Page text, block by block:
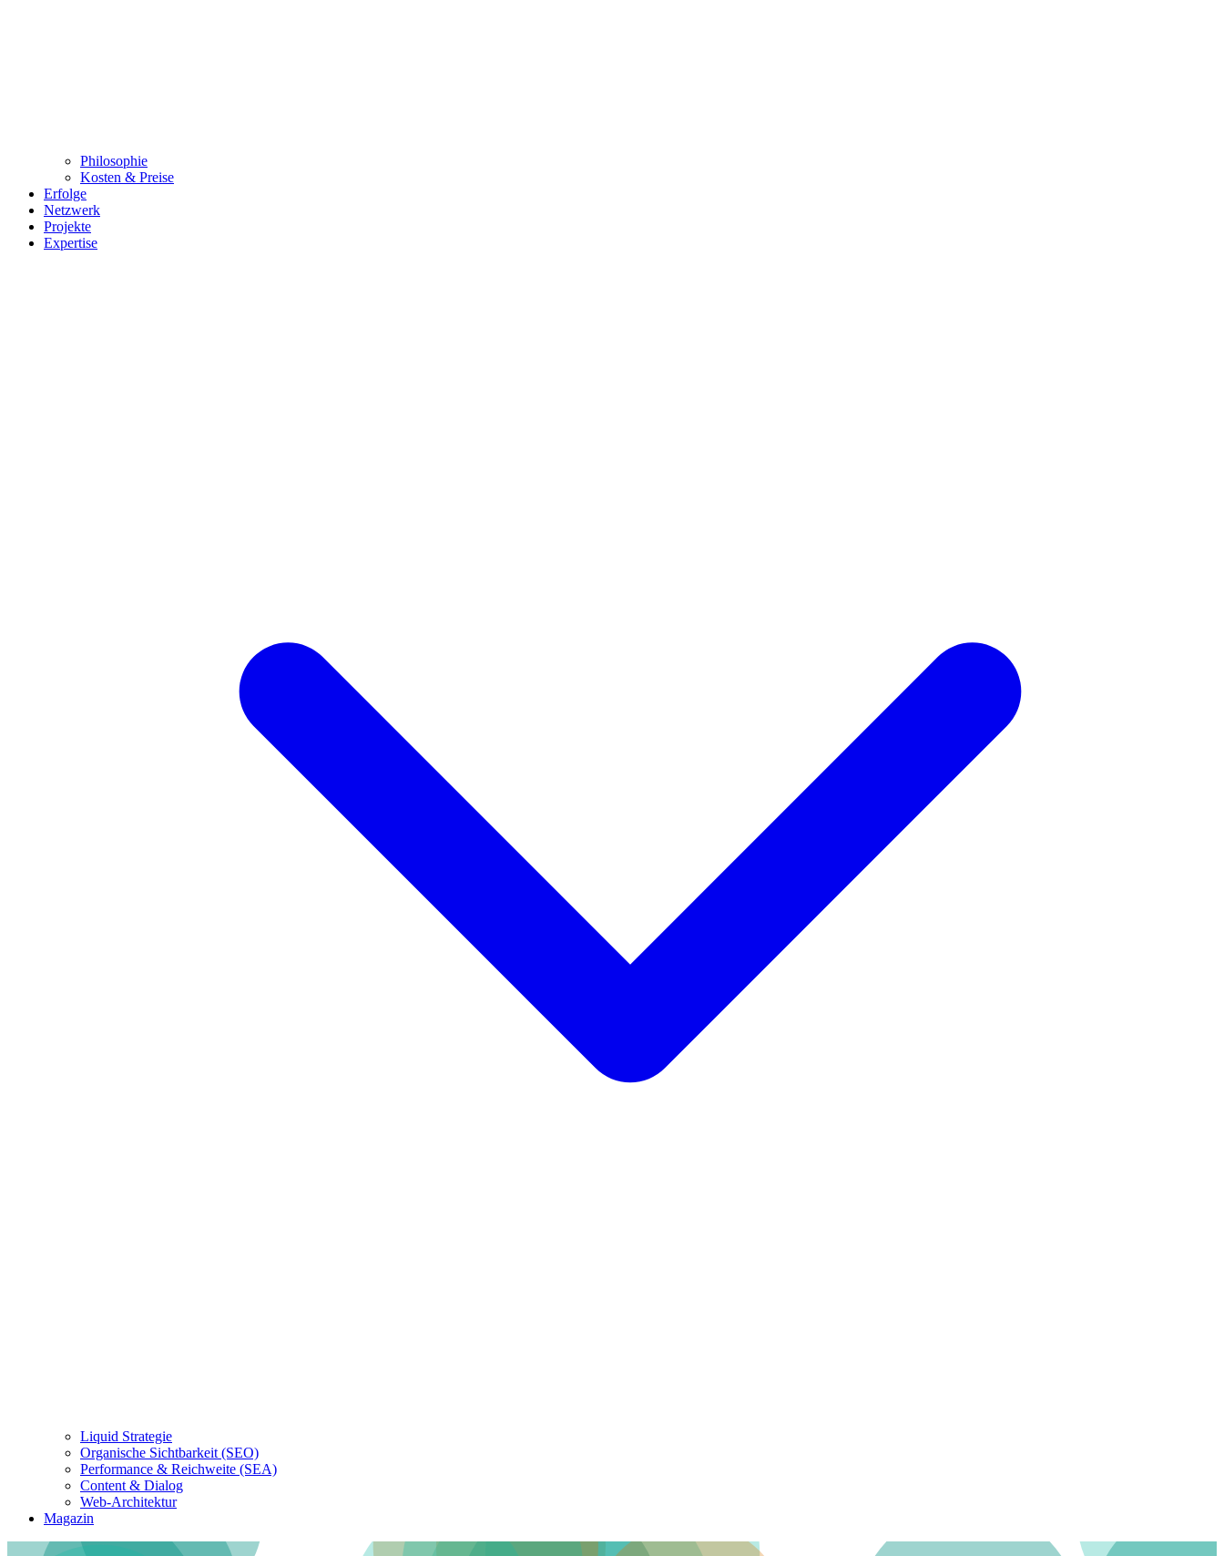
Philosophie
Kosten & Preise
Erfolge
Netzwerk
Projekte
Expertise
Liquid Strategie
Organische Sichtbarkeit (SEO)
Performance & Reichweite (SEA)
Content & Dialog
Web-Architektur
Magazin